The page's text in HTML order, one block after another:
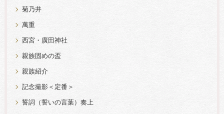
菊乃井
萬重
西宮・廣田神社
親族固めの盃
親族紹介
記念撮影＜定番＞
誓詞（誓いの言葉）奏上